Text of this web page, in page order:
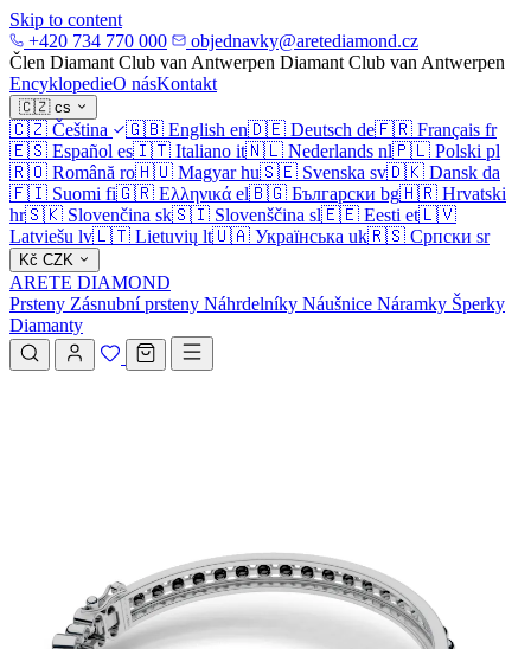
Skip to content
+420 734 770 000
objednavky@aretediamond.cz
Člen Diamant Club van Antwerpen Diamant Club van Antwerpen
EncyklopedieO násKontakt
🇨🇿 cs
🇨🇿 Čeština 🇬🇧 English en🇩🇪 Deutsch de🇫🇷 Français fr
🇪🇸 Español es🇮🇹 Italiano it🇳🇱 Nederlands nl🇵🇱 Polski pl
🇷🇴 Română ro🇭🇺 Magyar hu🇸🇪 Svenska sv🇩🇰 Dansk da
🇫🇮 Suomi fi🇬🇷 Ελληνικά el🇧🇬 Български bg🇭🇷 Hrvatski
hr🇸🇰 Slovenčina sk🇸🇮 Slovenščina sl🇪🇪 Eesti et🇱🇻
Latviešu lv🇱🇹 Lietuvių lt🇺🇦 Українська uk🇷🇸 Српски sr
Kč CZK
ARETE DIAMOND
Prsteny Zásnubní prsteny Náhrdelníky Náušnice Náramky Šperky
Diamanty